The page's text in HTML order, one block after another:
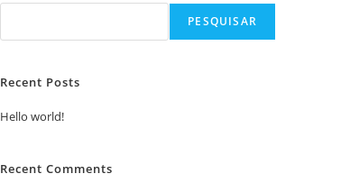
PESQUISAR
Recent Posts
Hello world!
Recent Comments